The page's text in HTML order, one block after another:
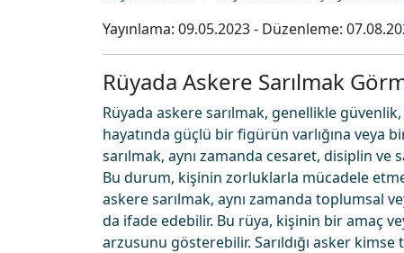
Yayınlama: 09.05.2023- Düzenleme:
Rüyada Askere Sarılmak
Rüyada askere sarılmak, genellikle
hayatında güçlü bir figürün varlığına veya
sarılmak, aynı zamanda cesaret, disiplin
Bu durum, kişinin zorluklarla mücadele
askere sarılmak, aynı zamanda toplumsal
da ifade edebilir. Bu rüya, kişinin bir amaç
arzusunu gösterebilir. Sarıldığı asker kimse